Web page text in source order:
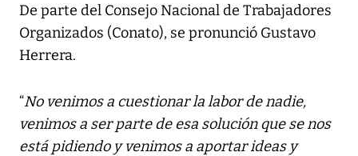
De parte del Consejo Nacional de Trabajadores
Organizados (Conato), se pronunció Gustavo
Herrera.
“No venimos a cuestionar la labor de nadie,
venimos a ser parte de esa solución que se nos
está pidiendo y venimos a aportar ideas y